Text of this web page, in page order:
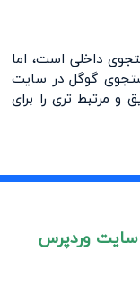
داخلی است، اما
گوگل در سایت
و مرتبط تری را برای
وردپرس